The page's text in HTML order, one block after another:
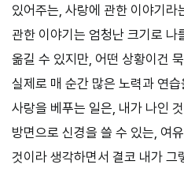
있어주는, 사랑에 관한 이야기라
관한 이야기는 엄청난 크기로 나
옮길 수 있지만, 어떤 상황이건
실제로 매 순간 많은 노력과 연
사랑을 베푸는 일은, 내가 나인
방면으로 신경을 쓸 수 있는, 여
것이라 생각하면서 결코 내가 그